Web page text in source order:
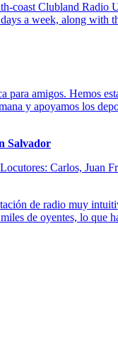
coast Clubland Radio
a week, along with
para amigos. Hemos
y apoyamos los
Salvador
Carlos, Juan
de radio muy
de oyentes, lo que